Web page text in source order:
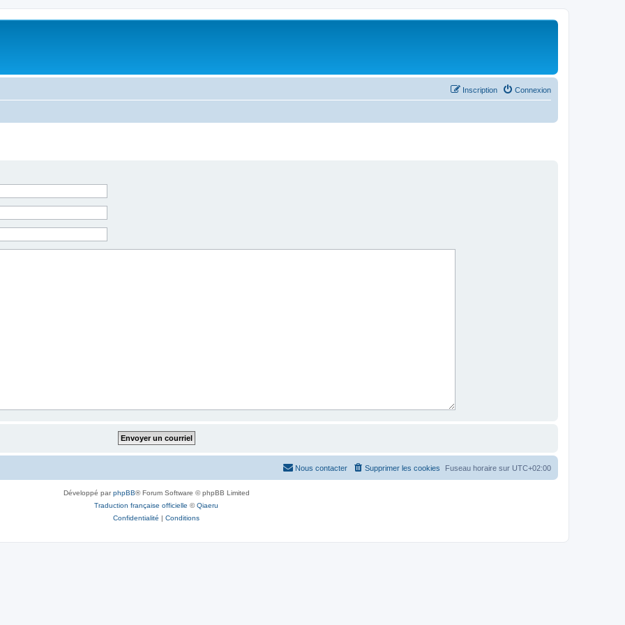
Connexion
Inscription
Fuseau horaire sur UTC+02:00
Supprimer les cookies
Nous contacter
Développé parphpBB® Forum Software © phpBB Limited
Traduction française officielle ©Qiaeru
Confidentialité | Conditions